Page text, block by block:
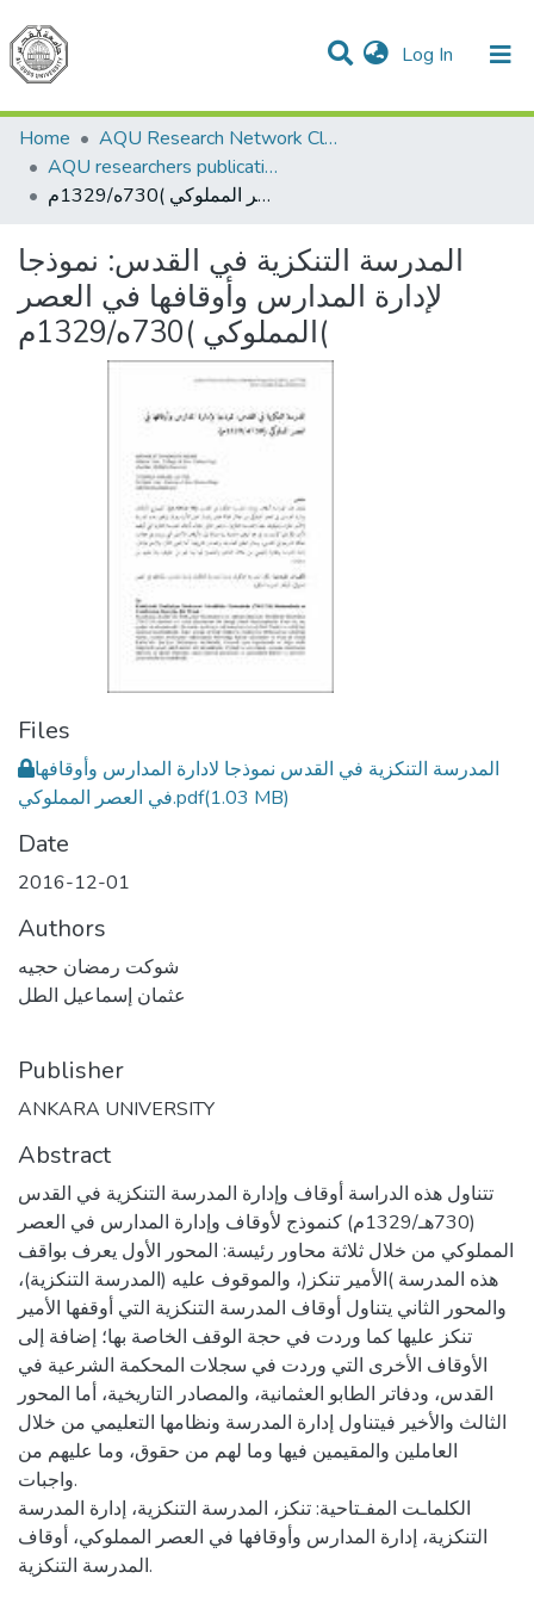
Log In (current)
Communities & Collections
All of DSpace
Home
AQU Research Network Clusters
AQU researchers publications
المدرسة التنكزية في القدس: نموذجا لإدارة المدارس وأوقافها في العصر المملوكي )730ه/1329م(
المدرسة التنكزية في القدس: نموذجا
لإدارة المدارس وأوقافها في العصر
المملوكي )730ه/1329م(
Files
المدرسة التنكزية في القدس نموذجا لادارة المدارس وأوقافها
في العصر المملوكي.pdf(1.03 MB)
Date
2016-12-01
Authors
شوكت رمضان حجيه
عثمان إسماعيل الطل
Publisher
ANKARA UNIVERSITY
Abstract
تتناول هذه الدراسة أوقاف وإدارة المدرسة التنكزية في القدس
(730هـ/1329م) كنموذج لأوقاف وإدارة المدارس في العصر
المملوكي من خلال ثلاثة محاور رئيسة: المحور الأول يعرف بواقف
هذه المدرسة )الأمير تنكز(، والموقوف عليه (المدرسة التنكزية)،
والمحور الثاني يتناول أوقاف المدرسة التنكزية التي أوقفها الأمير
تنكز عليها كما وردت في حجة الوقف الخاصة بها؛ إضافة إلى
الأوقاف الأخرى التي وردت في سجلات المحكمة الشرعية في
القدس، ودفاتر الطابو العثمانية، والمصادر التاريخية، أما المحور
الثالث والأخير فيتناول إدارة المدرسة ونظامها التعليمي من خلال
العاملين والمقيمين فيها وما لهم من حقوق، وما عليهم من
واجبات.
الكلماـت المفـتاحية: تنكز، المدرسة التنكزية، إدارة المدرسة
التنكزية، إدارة المدارس وأوقافها في العصر المملوكي، أوقاف
المدرسة التنكزية.